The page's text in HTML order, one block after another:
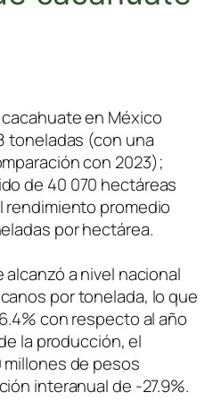
en México
toneladas (con una
con 2023);
de 40 070 hectáreas
rendimiento promedio
por hectárea.
a nivel nacional
por tonelada, lo que
con respecto al año
la producción, el
millones de pesos
interanual de -27.9%.